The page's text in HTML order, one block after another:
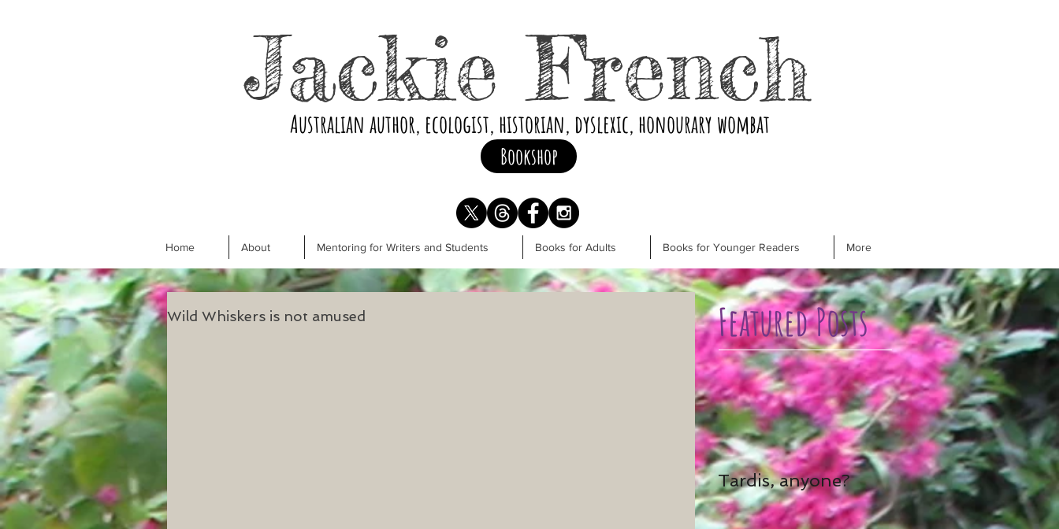
Jackie French
Australian author, ecologist, historian, dyslexic, honourary wombat
Bookshop
Home About Mentoring for Writers and Students Books for Adults Books for Younger Readers More
Wild Whiskers is not amused Featured Posts
Tardis, anyone?